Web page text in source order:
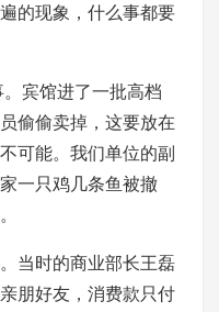
的现象，什么事都要
宾馆进了一批高档
偷偷卖掉，这要放在
可能。我们单位的副
一只鸡几条鱼被撤
当时的商业部长王磊
朋好友，消费款只付